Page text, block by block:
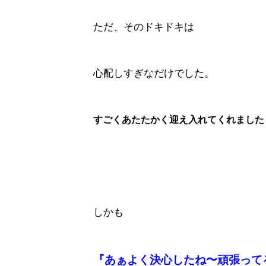
ただ、そのドキドキは
心配しすぎなだけでした。
すごくあたたかく迎え入れてくれました
しかも
『あぁよく決心したね〜頑張って